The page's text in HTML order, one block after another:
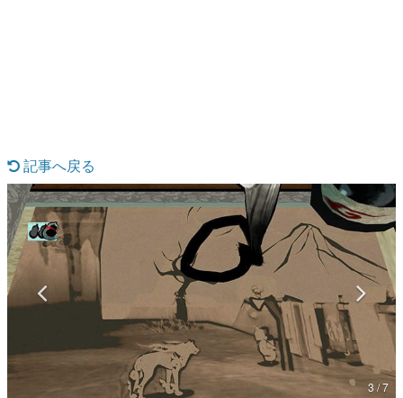
具体的な形から解き明かしていく、硬派で骨太な評論連載
です。
ゲームが変えた日本語
「経験値」「裏技」「ラスボス」… ゲームにまつわる言葉
の起源や用法の変遷を、コンピューター文化史研究家・タ
イニーP氏が徹底調査。
カテゴリ
特集記事
記事へ戻る
3 / 7